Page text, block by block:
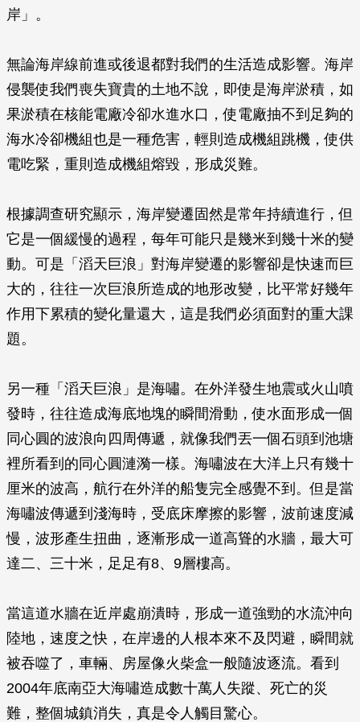
岸」。
無論海岸線前進或後退都對我們的生活造成影響。海岸
侵襲使我們喪失寶貴的土地不說，即使是海岸淤積，如
果淤積在核能電廠冷卻水進水口，使電廠抽不到足夠的
海水冷卻機組也是一種危害，輕則造成機組跳機，使供
電吃緊，重則造成機組熔毀，形成災難。
根據調查研究顯示，海岸變遷固然是常年持續進行，但
它是一個緩慢的過程，每年可能只是幾米到幾十米的變
動。可是「滔天巨浪」對海岸變遷的影響卻是快速而巨
大的，往往一次巨浪所造成的地形改變，比平常好幾年
作用下累積的變化量還大，這是我們必須面對的重大課
題。
另一種「滔天巨浪」是海嘯。在外洋發生地震或火山噴
發時，往往造成海底地塊的瞬間滑動，使水面形成一個
同心圓的波浪向四周傳遞，就像我們丟一個石頭到池塘
裡所看到的同心圓漣漪一樣。海嘯波在大洋上只有幾十
厘米的波高，航行在外洋的船隻完全感覺不到。但是當
海嘯波傳遞到淺海時，受底床摩擦的影響，波前速度減
慢，波形產生扭曲，逐漸形成一道高聳的水牆，最大可
達二、三十米，足足有8、9層樓高。
當這道水牆在近岸處崩潰時，形成一道強勁的水流沖向
陸地，速度之快，在岸邊的人根本來不及閃避，瞬間就
被吞噬了，車輛、房屋像火柴盒一般隨波逐流。看到
2004年底南亞大海嘯造成數十萬人失蹤、死亡的災
難，整個城鎮消失，真是令人觸目驚心。